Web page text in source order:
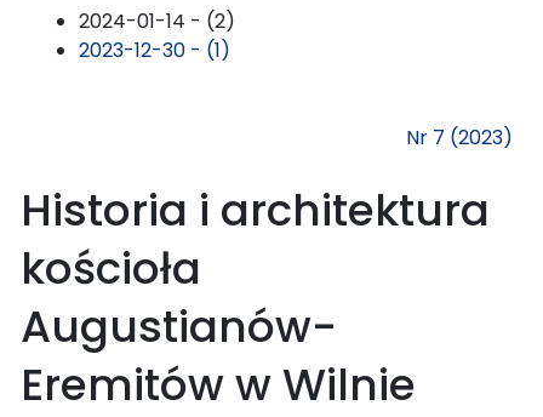
2024-01-14 - (2)
2023-12-30 - (1)
Nr 7 (2023)
Historia i architektura
kościoła
Augustianów-
Eremitów w Wilnie